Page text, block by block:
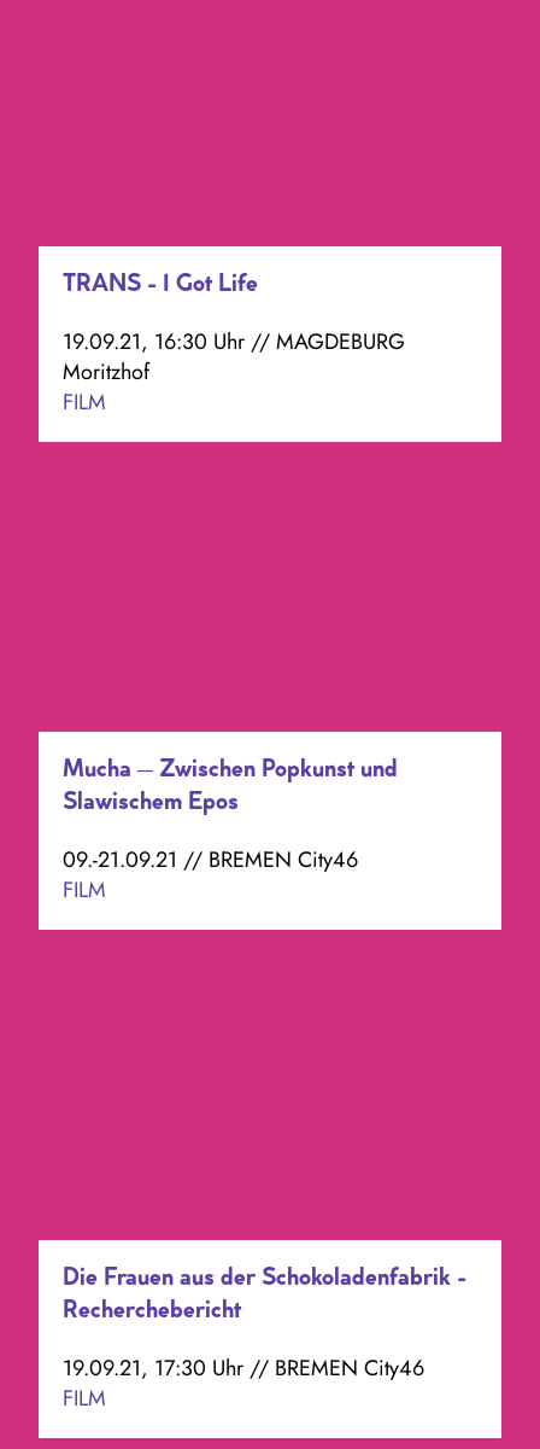
TRANS - I Got Life
19.09.21, 16:30 Uhr // MAGDEBURG
Moritzhof
FILM
Mucha – Zwischen Popkunst und
Slawischem Epos
09.-21.09.21 // BREMEN City46
FILM
Die Frauen aus der Schokoladenfabrik -
Recherchebericht
19.09.21, 17:30 Uhr // BREMEN City46
FILM